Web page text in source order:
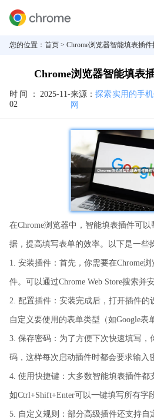
您的位置： 首页 > Chrome浏览器智能填表插
Chrome浏览器智能填表
时间： 2025-11-
02
来源：探索实用的手
网
在Chrome浏览器中，智能填表插件可
据，提高填写表单的效率。以下是一些
1. 安装插件：首先，你需要在Chrome
件。可以通过Chrome Web Store搜索并
2. 配置插件：安装完成后，打开插件的
自定义要使用的表单类型（如Google表
3. 保存密码：为了方便下次快速填写，
码，这样每次启动插件时都会要求输入
4. 使用快捷键：大多数智能填表插件都
如Ctrl+Shift+Enter可以一键填写所有字
5. 自定义规则：部分高级插件还支持自